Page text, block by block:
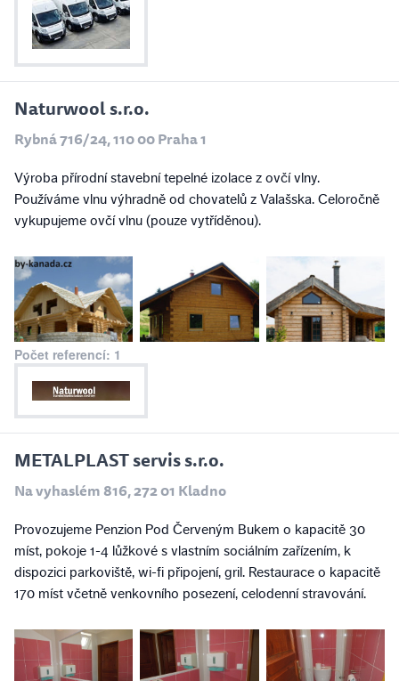
Naturwool s.r.o.
Rybná 716/24, 110 00 Praha 1
Výroba přírodní stavební tepelné izolace z ovčí vlny.
Používáme vlnu výhradně od chovatelů z Valašska. Celoročně
vykupujeme ovčí vlnu (pouze vytříděnou).
Počet referencí: 1
METALPLAST servis s.r.o.
Na vyhaslém 816, 272 01 Kladno
Provozujeme Penzion Pod Červeným Bukem o kapacitě 30
míst, pokoje 1-4 lůžkové s vlastním sociálním zařízením, k
dispozici parkoviště, wi-fi připojení, gril. Restaurace o kapacitě
170 míst včetně venkovního posezení, celodenní stravování.